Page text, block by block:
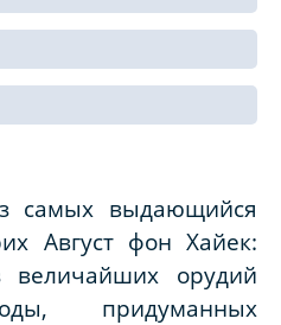
самых выдающийся
Август фон Хайек:
орудий
придуманных